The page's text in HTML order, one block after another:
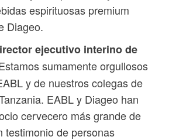
espirituosas premium
Diageo.
ejecutivo interino de
sumamente orgullosos
y de nuestros colegas de
EABL y Diageo han
cervecero más grande de
testimonio de personas